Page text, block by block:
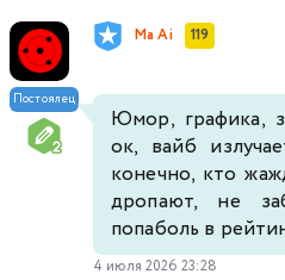
Постоялец
Ma Ai 119
Юмор, графика,
ок, вайб
конечно, кто
дропают, не
попаболь в
4 июля 2026 23:28